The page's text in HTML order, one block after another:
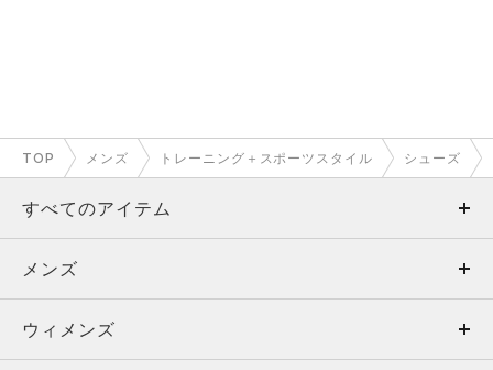
TOP メンズ トレーニング＋スポーツスタイル シューズ
すべてのアイテム
メンズ
ウィメンズ
メンズ
トップス
ウィメンズ